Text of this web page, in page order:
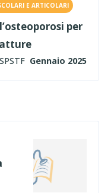
E ARTICOLARI
per
Gennaio 2025